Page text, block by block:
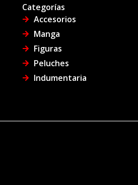
Categorías
Accesorios
Manga
Figuras
Peluches
Indumentaria